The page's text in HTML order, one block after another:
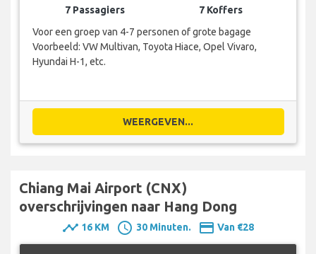
7 Passagiers
7 Koffers
Voor een groep van 4-7 personen of grote bagage
Voorbeeld: VW Multivan, Toyota Hiace, Opel Vivaro,
Hyundai H-1, etc.
WEERGEVEN...
Chiang Mai Airport (CNX)
overschrijvingen naar Hang Dong
timeline 16 KM schedule 30 Minuten. payment Van €28